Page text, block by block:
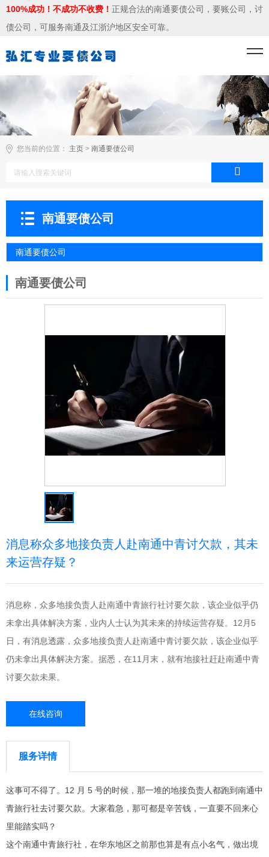
100%成功！不成功不收费！ 正规合法的南通要债公司，要账公司，讨
债公司，可服务南通及江浙沪地区安全可靠。
您当前的位置： 主页 > 南通要债公司
南通要债公司
南通要债公司
南通要债公司
消息称众多地接负责人赴南通中青讨欠款，其未
来运营存疑？
消息称，众多地接负责人赴南通中青旅行社讨要欠款，该企业似乎仍
未拿出具体解决方案，业内人士认为其未来的持续运营存疑。12月5
日，有消息透露，众多地接负责人赴南通中青讨要欠款，该企业似乎
仍未拿出具体解决方案。据悉，在11月末，就有地接社赶赴南通中青
讨要欠款未果。
在线咨询
服务详情
这事可不得了。12 月 5 号的时候，那一堆的地接负责人都跑到南通中
青旅行社去讨要欠款。大家着急，那可都是辛苦钱，一直要不回来心
里能踏实吗？
这个南通中青旅行社，在华东地区之前那也算是有点小名气，做出境